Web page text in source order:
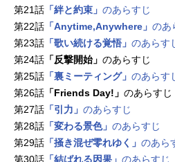
第21話 「絆と約束」 のあらすじ
第22話 「Anytime,Anywhere」 のあ
第23話 「歌い続ける覚悟」 のあらす
第24話 「反撃開始」 のあらすじ
第25話 「裏ミーティング」 のあらす
第26話 「Friends Day!」 のあらすじ
第27話 「引力」 のあらすじ
第28話 「変わる景色」 のあらすじ
第29話 「掻き混ぜ零れゆく」 のあら
第30話 「結ばれる因果」 のあらすじ